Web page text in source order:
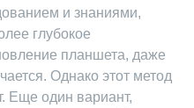
и знаниями,
глубокое
планшета, даже
Однако этот метод
Еще один вариант,